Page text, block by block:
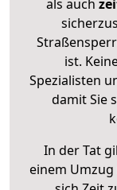
als auch
ist.
Spezialisten
damit Sie
In der Tat
einem